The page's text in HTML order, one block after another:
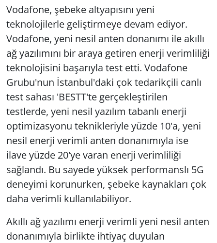
Vodafone, şebeke altyapısını yeni
teknolojilerle geliştirmeye devam ediyor.
Vodafone, yeni nesil anten donanımı ile akıllı
ağ yazılımını bir araya getiren enerji verimliliği
teknolojisini başarıyla test etti. Vodafone
Grubu'nun İstanbul'daki çok tedarikçili canlı
test sahası 'BESTT'te gerçekleştirilen
testlerde, yeni nesil yazılım tabanlı enerji
optimizasyonu teknikleriyle yüzde 10'a, yeni
nesil enerji verimli anten donanımıyla ise
ilave yüzde 20'ye varan enerji verimliliği
sağlandı. Bu sayede yüksek performanslı 5G
deneyimi korunurken, şebeke kaynakları çok
daha verimli kullanılabiliyor.
Akıllı ağ yazılımı enerji verimli yeni nesil anten
donanımıyla birlikte ihtiyaç duyulan